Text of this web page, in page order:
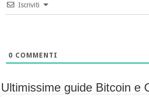
Iscriviti
0 COMMENTI
Ultimissime guide Bitcoin e